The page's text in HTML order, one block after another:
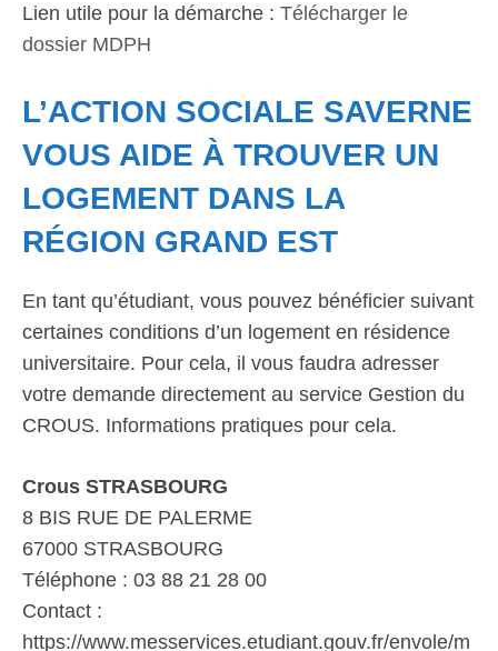
Lien utile pour la démarche : Télécharger le
dossier MDPH
L’ACTION SOCIALE SAVERNE
VOUS AIDE À TROUVER UN
LOGEMENT DANS LA
RÉGION GRAND EST
En tant qu’étudiant, vous pouvez bénéficier suivant
certaines conditions d’un logement en résidence
universitaire. Pour cela, il vous faudra adresser
votre demande directement au service Gestion du
CROUS. Informations pratiques pour cela.
Crous STRASBOURG
8 BIS RUE DE PALERME
67000 STRASBOURG
Téléphone : 03 88 21 28 00
Contact :
https://www.messervices.etudiant.gouv.fr/envole/m